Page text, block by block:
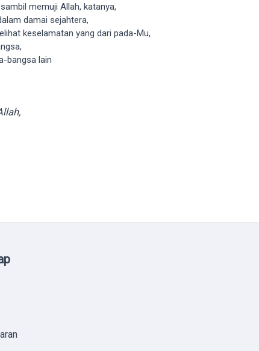
memuji Allah, katanya,
damai sejahtera,
keselamatan yang dari pada-Mu,
bangsa lain